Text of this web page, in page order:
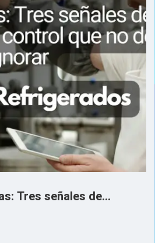
Tres señales de…